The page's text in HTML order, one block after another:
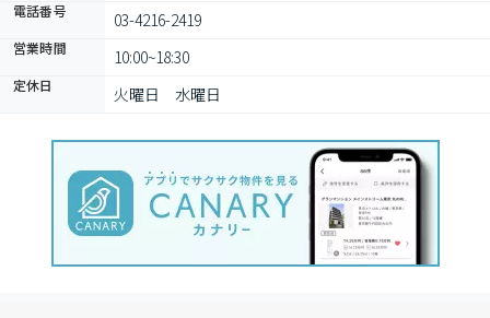
電話番号 03-4216-2419
営業時間 10:00~18:30
定休日 火曜日　水曜日